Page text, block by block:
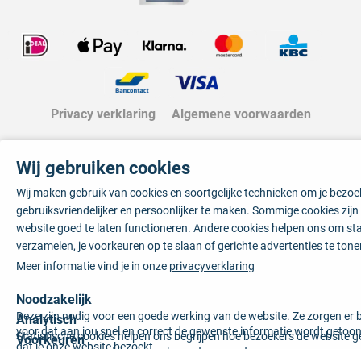
Privacy verklaring Algemene voorwaarden
Wij gebruiken cookies
Wij maken gebruik van cookies en soortgelijke technieken om je
gebruiksvriendelijker en persoonlijker te maken. Sommige cookies
website goed te laten functioneren. Andere cookies helpen ons om
verzamelen, je voorkeuren op te slaan of gerichte advertenties te
Meer informatie vind je in onze privacyverklaring
Noodzakelijk
Deze zijn nodig voor een goede werking van de website. Ze zorgen er
voor dat aan jou snel en correct de gewenste informatie wordt
dat je onze website bezoekt.
Analytisch
Statistische cookies helpen ons begrijpen hoe bezoekers de website
Voorkeuren